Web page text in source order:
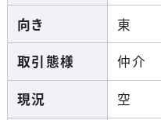
向き
東
取引態様
仲介
現況
空